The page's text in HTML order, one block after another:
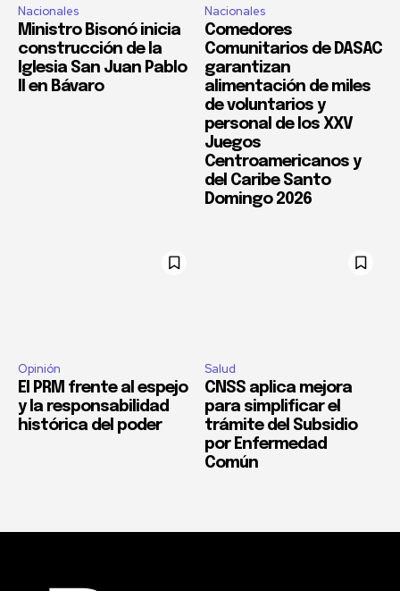
Nacionales
Ministro Bisonó inicia
construcción de la
Iglesia San Juan Pablo
II en Bávaro
Nacionales
Comedores
Comunitarios de DASAC
garantizan
alimentación de miles
de voluntarios y
personal de los XXV
Juegos
Centroamericanos y
del Caribe Santo
Domingo 2026
Opinión
El PRM frente al espejo
y la responsabilidad
histórica del poder
Salud
CNSS aplica mejora
para simplificar el
trámite del Subsidio
por Enfermedad
Común